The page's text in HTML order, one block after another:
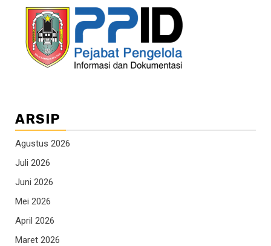
ARSIP
Agustus 2026
Juli 2026
Juni 2026
Mei 2026
April 2026
Maret 2026